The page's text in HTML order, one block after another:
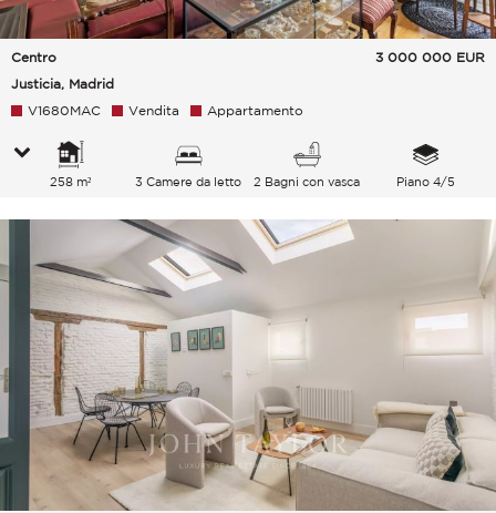
Centro
Justicia, Madrid
3 000 000 EUR
V1680MAC Vendita Appartamento
258 m² 3 Camere da letto 2 Bagni con vasca Piano 4/5